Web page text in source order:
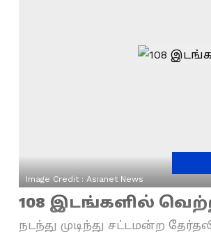
Image Credit : Asianet News
108 இடங்களில்
நடந்து முடிந்து சட்டமன்ற